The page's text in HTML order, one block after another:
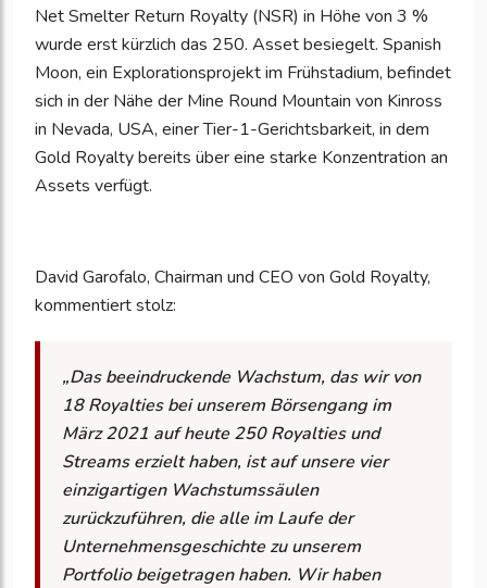
Net Smelter Return Royalty (NSR) in Höhe von 3 %
wurde erst kürzlich das 250. Asset besiegelt. Spanish
Moon, ein Explorationsprojekt im Frühstadium, befindet
sich in der Nähe der Mine Round Mountain von Kinross
in Nevada, USA, einer Tier-1-Gerichtsbarkeit, in dem
Gold Royalty bereits über eine starke Konzentration an
Assets verfügt.
David Garofalo, Chairman und CEO von Gold Royalty,
kommentiert stolz:
„Das beeindruckende Wachstum, das wir von
18 Royalties bei unserem Börsengang im
März 2021 auf heute 250 Royalties und
Streams erzielt haben, ist auf unsere vier
einzigartigen Wachstumssäulen
zurückzuführen, die alle im Laufe der
Unternehmensgeschichte zu unserem
Portfolio beigetragen haben. Wir haben